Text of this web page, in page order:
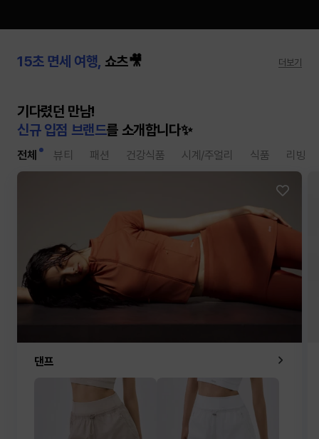
15초 면세 여행, 쇼츠🎥 더보기
키오프의 PICK, 퍼블릭비컨
기다렸던 만남!
신규 입점 브랜드를 소개합니다✨
전체 뷰티 패션 건강식품 시계/주얼리 식품 리빙
댄프